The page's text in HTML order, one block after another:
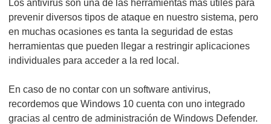
Los antivirus son una de las herramientas mas útiles para
prevenir diversos tipos de ataque en nuestro sistema, pero
en muchas ocasiones es tanta la seguridad de estas
herramientas que pueden llegar a restringir aplicaciones
individuales para acceder a la red local.
En caso de no contar con un software antivirus,
recordemos que Windows 10 cuenta con uno integrado
gracias al centro de administración de Windows Defender.